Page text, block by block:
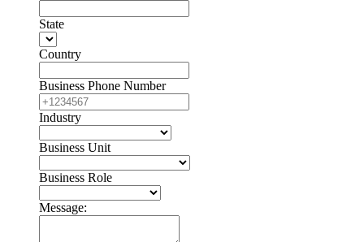
State
Country
Business Phone Number
Industry
Business Unit
Business Role
Message: